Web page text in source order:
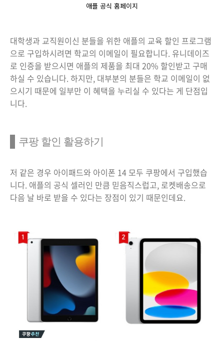
애플 공식 홈페이지
대학생과 교직원이신 분들을 위한 애플의 교육 할인 프로그램
으로 구입하시려면 학교의 이메일이 필요합니다. 유니데이즈
로 인증을 받으시면 애플의 제품을 최대 20% 할인받고 구매
하실 수 있습니다. 하지만, 대부분의 분들은 학교 이메일이 없
으시기 때문에 일부만 이 혜택을 누리실 수 있다는 게 단점입
니다.
쿠팡 할인 활용하기
저 같은 경우 아이패드와 아이폰 14 모두 쿠팡에서 구입했습
니다. 애플의 공식 셀러인 만큼 믿음직스럽고, 로켓배송으로
다음 날 바로 받을 수 있다는 장점이 있기 때문인데요.